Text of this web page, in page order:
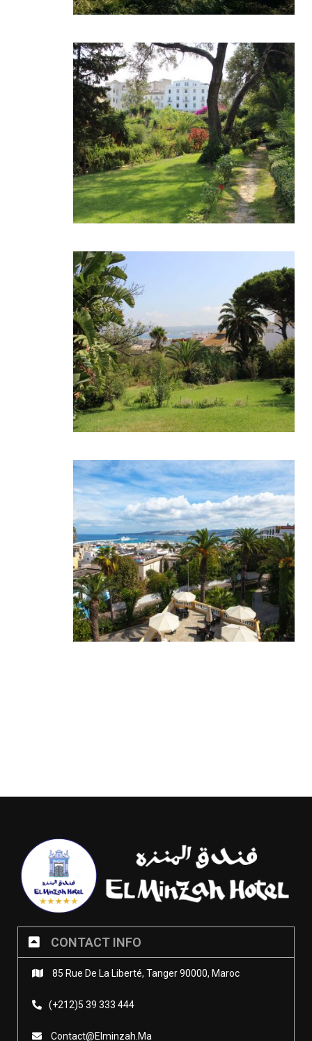
CONTACT INFO
85 Rue De La Liberté, Tanger 90000, Maroc
(+212)5 39 333 444
Contact@elminzah.ma